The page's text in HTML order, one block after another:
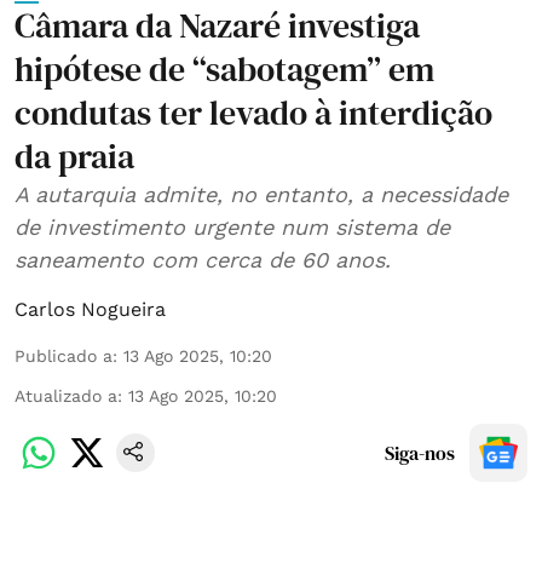
Câmara da Nazaré investiga
hipótese de “sabotagem” em
condutas ter levado à interdição
da praia
A autarquia admite, no entanto, a necessidade
de investimento urgente num sistema de
saneamento com cerca de 60 anos.
Carlos Nogueira
Publicado a: 13 Ago 2025, 10:20
Atualizado a: 13 Ago 2025, 10:20
Siga-nos